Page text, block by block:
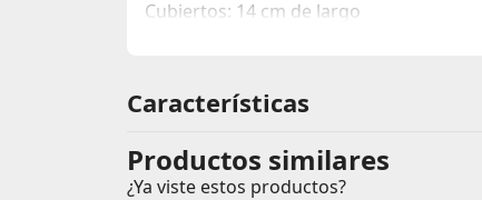
Cubiertos: 14 cm de largo
Características
Productos similares
¿Ya viste estos productos?